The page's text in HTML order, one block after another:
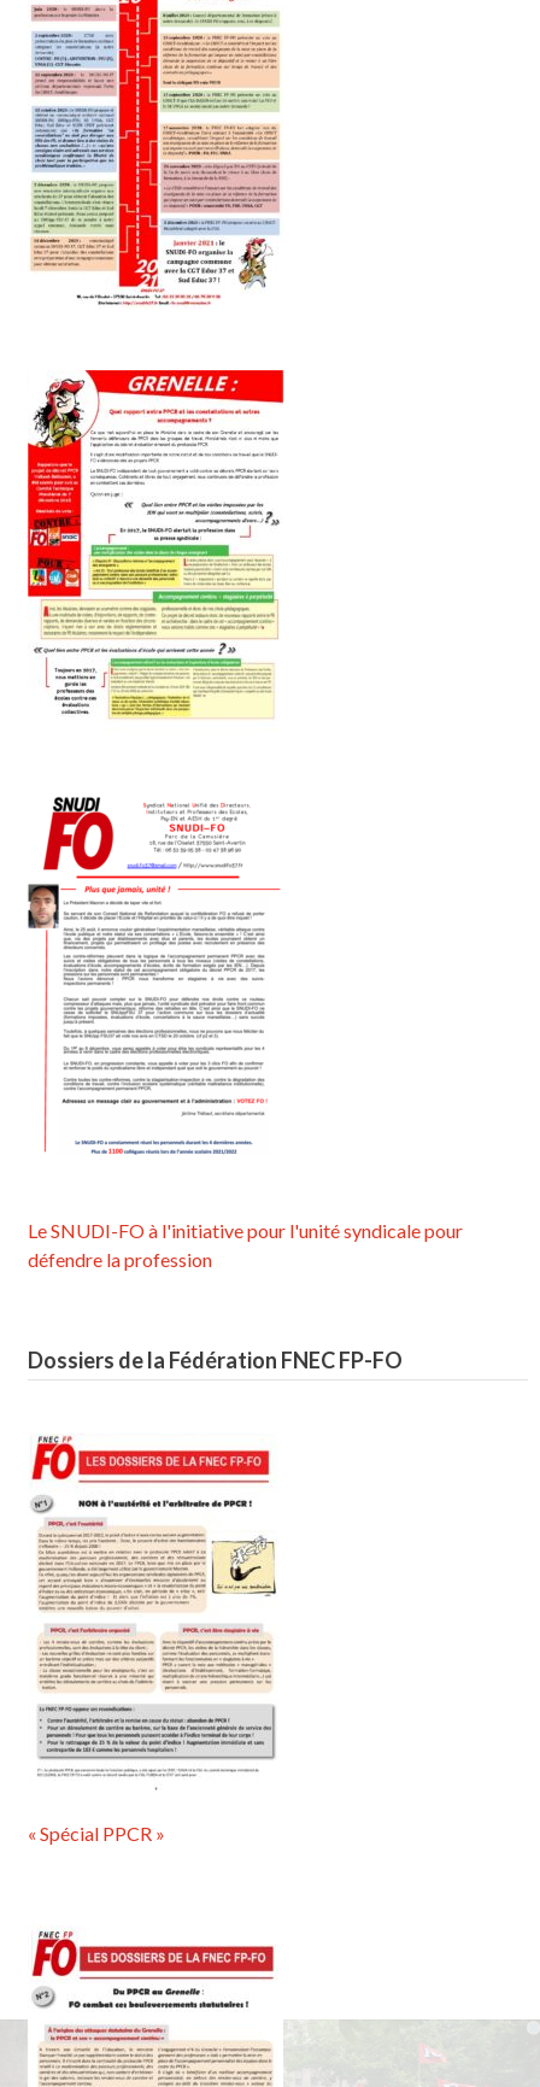
Le SNUDI-FO à l'initiative pour l'unité syndicale pour
défendre la profession
Dossiers de la Fédération FNEC FP-FO
« Spécial PPCR »